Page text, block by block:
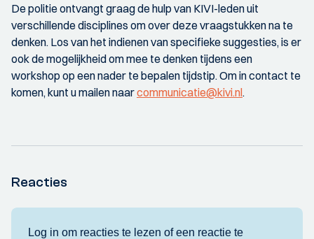
De politie ontvangt graag de hulp van KIVI-leden uit
verschillende disciplines om over deze vraagstukken na te
denken. Los van het indienen van specifieke suggesties, is er
ook de mogelijkheid om mee te denken tijdens een
workshop op een nader te bepalen tijdstip. Om in contact te
komen, kunt u mailen naarcommunicatie@kivi.nl.
Reacties